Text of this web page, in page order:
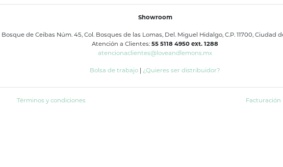
Showroom
Bosque de Ceibas Núm. 45, Col. Bosques de las Lomas, Del. Miguel Hidalgo, C.P. 11700, Ciudad
Atención a Clientes: 55 5118 4950 ext. 1288
atencionaclientes@loveandlemons.mx
Bolsa de trabajo ¿Quieres ser distribuidor?
Términos y condiciones Facturación